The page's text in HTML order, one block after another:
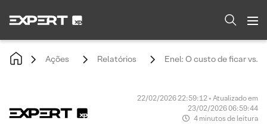
Ações Relatórios Enel: O custo de ficar vs.
22/02/2026 22:59:12 • Atualizado em
23/02/2026 06:59:44
4 minutos de leitura